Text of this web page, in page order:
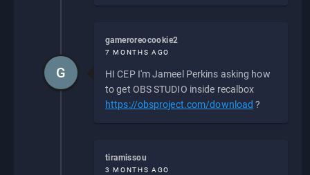
gameroreocookie2
7 MONTHS AGO
HI CEP I'm Jameel Perkins asking how
to get OBS STUDIO inside recalbox
https://obsproject.com/download ?
G
tiramissou
3 MONTHS AGO